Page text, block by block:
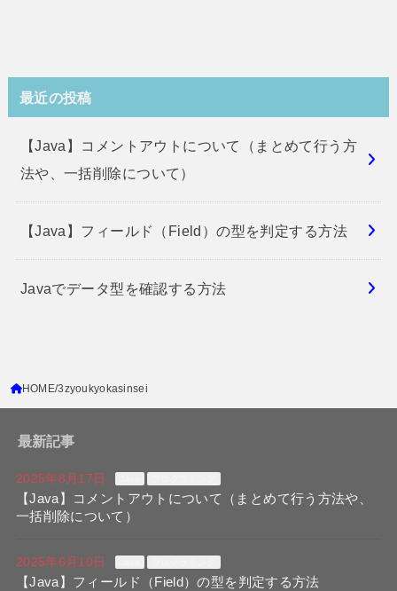
最近の投稿
【Java】コメントアウトについて（まとめて行う方
法や、一括削除について）
【Java】フィールド（Field）の型を判定する方法
Javaでデータ型を確認する方法
HOME 3zyoukyokasinsei
最新記事
2025年8月17日
【Java】コメントアウトについて（まとめて行う方法や、
一括削除について）
2025年6月10日
【Java】フィールド（Field）の型を判定する方法